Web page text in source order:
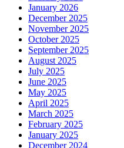
January 2026
December 2025
November 2025
October 2025
September 2025
August 2025
July 2025
June 2025
May 2025
April 2025
March 2025
February 2025
January 2025
December 2024